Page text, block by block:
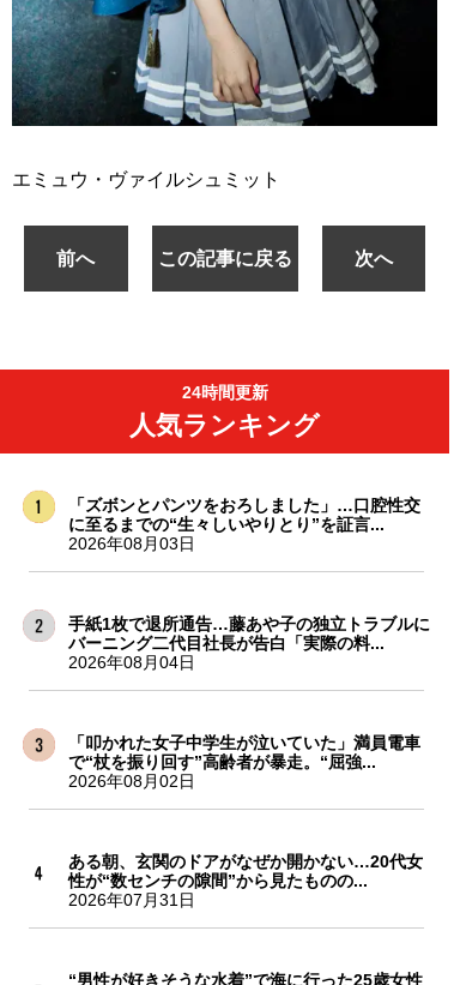
エミュウ・ヴァイルシュミット
前へ この記事に戻る 次へ
24時間更新
人気ランキング
「ズボンとパンツをおろしました」…口腔性交
に至るまでの“生々しいやりとり”を証言...
2026年08月03日
手紙1枚で退所通告…藤あや子の独立トラブルに
バーニング二代目社長が告白「実際の料...
2026年08月04日
「叩かれた女子中学生が泣いていた」満員電車
で“杖を振り回す”高齢者が暴走。“屈強...
2026年08月02日
ある朝、玄関のドアがなぜか開かない…20代女
性が“数センチの隙間”から見たものの...
2026年07月31日
“男性が好きそうな水着”で海に行った25歳女性